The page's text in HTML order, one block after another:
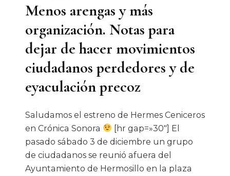
Menos arengas y más
organización. Notas para
dejar de hacer movimientos
ciudadanos perdedores y de
eyaculación precoz
Saludamos el estreno de Hermes Ceniceros
en Crónica Sonora
[hr gap=»30″] El
pasado sábado 3 de diciembre un grupo
de ciudadanos se reunió afuera del
Ayuntamiento de Hermosillo en la plaza